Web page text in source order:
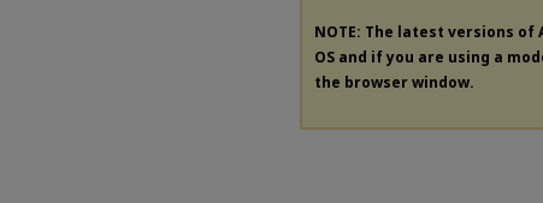
NOTE: The latest versions
OS and if you are using a
the browser window.